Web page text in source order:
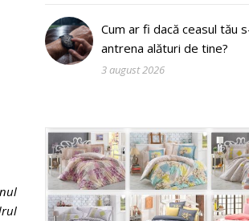
Cum ar fi dacă ceasul tău
antrena alături de tine?
3 august 2026